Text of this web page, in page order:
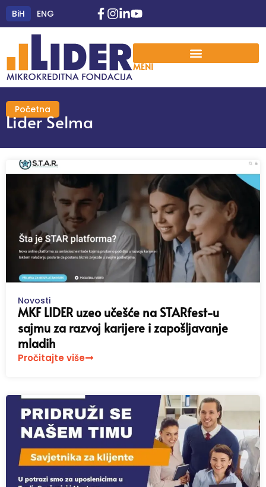
BiH ENG
MENI
Početna
Lider Selma
Novosti
MKF LIDER uzeo učešće na STARfest-u
sajmu za razvoj karijere i zapošljavanje
mladih
Pročitajte više